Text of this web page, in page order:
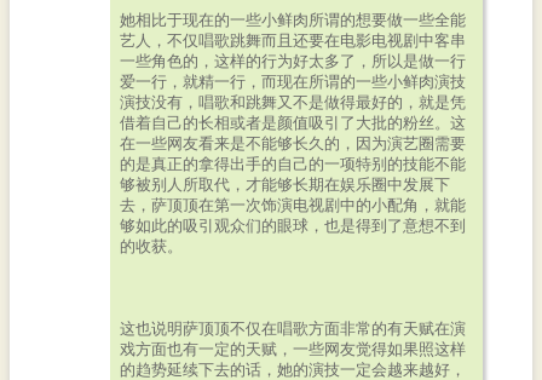
她相比于现在的一些小鲜肉所谓的想要做一些全能
艺人，不仅唱歌跳舞而且还要在电影电视剧中客串
一些角色的，这样的行为好太多了，所以是做一行
爱一行，就精一行，而现在所谓的一些小鲜肉演技
演技没有，唱歌和跳舞又不是做得最好的，就是凭
借着自己的长相或者是颜值吸引了大批的粉丝。这
在一些网友看来是不能够长久的，因为演艺圈需要
的是真正的拿得出手的自己的一项特别的技能不能
够被别人所取代，才能够长期在娱乐圈中发展下
去，萨顶顶在第一次饰演电视剧中的小配角，就能
够如此的吸引观众们的眼球，也是得到了意想不到
的收获。
这也说明萨顶顶不仅在唱歌方面非常的有天赋在演
戏方面也有一定的天赋，一些网友觉得如果照这样
的趋势延续下去的话，她的演技一定会越来越好，